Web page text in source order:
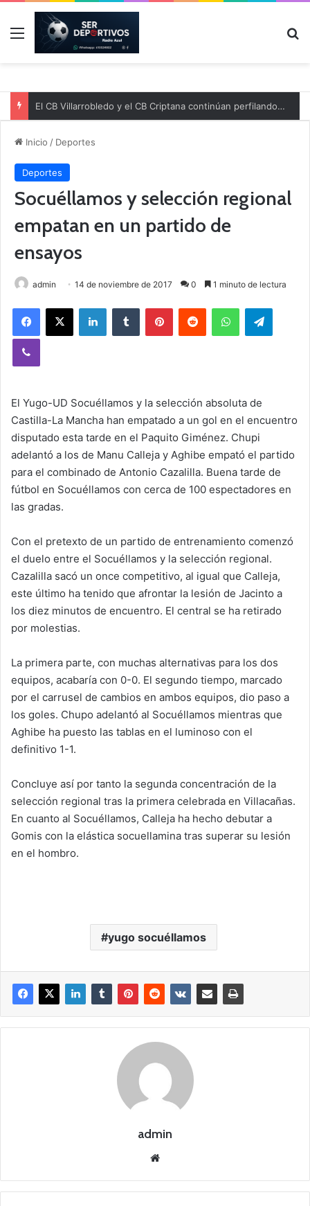
Menú
El CB Villarrobledo y el CB Criptana continúan perfilando sus plantillas
Inicio / Deportes
Deportes
Socuéllamos y selección regional
empatan en un partido de
ensayos
admin 14 de noviembre de 2017 0 1 minuto de lectura
El Yugo-UD Socuéllamos y la selección absoluta de
Castilla-La Mancha han empatado a un gol en el encuentro
disputado esta tarde en el Paquito Giménez. Chupi
adelantó a los de Manu Calleja y Aghibe empató el partido
para el combinado de Antonio Cazalilla. Buena tarde de
fútbol en Socuéllamos con cerca de 100 espectadores en
las gradas.
Con el pretexto de un partido de entrenamiento comenzó
el duelo entre el Socuéllamos y la selección regional.
Cazalilla sacó un once competitivo, al igual que Calleja,
este último ha tenido que afrontar la lesión de Jacinto a
los diez minutos de encuentro. El central se ha retirado
por molestias.
La primera parte, con muchas alternativas para los dos
equipos, acabaría con 0-0. El segundo tiempo, marcado
por el carrusel de cambios en ambos equipos, dio paso a
los goles. Chupo adelantó al Socuéllamos mientras que
Aghibe ha puesto las tablas en el luminoso con el
definitivo 1-1.
Concluye así por tanto la segunda concentración de la
selección regional tras la primera celebrada en Villacañas.
En cuanto al Socuéllamos, Calleja ha hecho debutar a
Gomis con la elástica socuellamina tras superar su lesión
en el hombro.
yugo socuéllamos
admin
we